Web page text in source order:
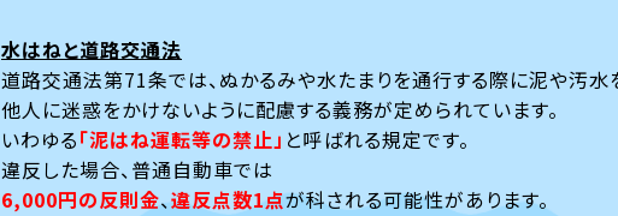
水はねと道路交通法
道路交通法第71条では、ぬかるみや水たまりを通行する際に泥や汚水
他人に迷惑をかけないように配慮する義務が定められています。
いわゆる「泥はね運転等の禁止」 と呼ばれる規定です。
違反した場合、普通自動車では
6,000円の反則金、違反点数1点が科される可能性があります。